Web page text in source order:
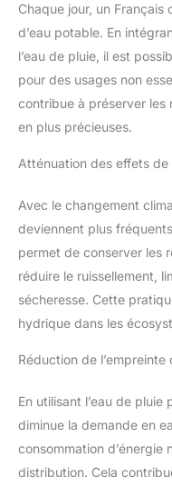
Chaque jour, un Français
d’eau potable. En
l’eau de pluie, il est
pour des usages non
contribue à préserver les
en plus précieuses.
Atténuation des effets de
Avec le changement
deviennent plus
permet de conserver les
réduire le ruissellement,
sécheresse. Cette
hydrique dans les
Réduction de l’empreinte
En utilisant l’eau de
diminue la demande en
consommation d’énergie
distribution. Cela